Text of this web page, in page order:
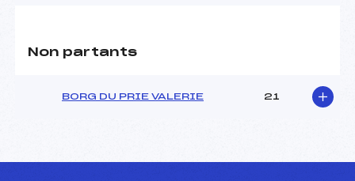
Non partants
BORG DU PRIE VALERIE 21